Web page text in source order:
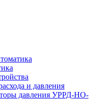
и давления
давления УРРД-НО-